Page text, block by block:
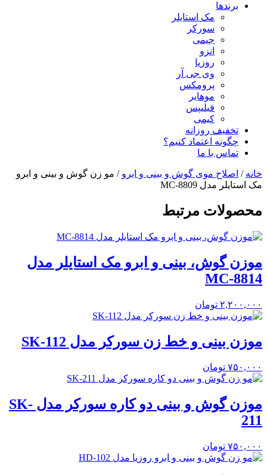
برندها
مک استایلر
سورکر
جیمی
انزو
روزیا
وی جی آر
پرومکس
موهایر
فیلیپس
کیمی
تخفیف روزانه
چگونه اعتماد کنیم؟
تماس با ما
خانه / اصلاح موی گوش و بینی و ابرو / مو زن گوش و بینی و ابرو
مک استایلر مدل MC-8809
محصولات مرتبط
موزن گوش، بینی و ابرو مک استایلر مدل
MC-8814
۲,۲۰۰,۰۰۰ تومان
موزن بینی و خط زن سورکر مدل SK-112
۷۵۰,۰۰۰ تومان
موزن گوش و بینی دو کاره سورکر مدل SK-
211
۷۵۰,۰۰۰ تومان